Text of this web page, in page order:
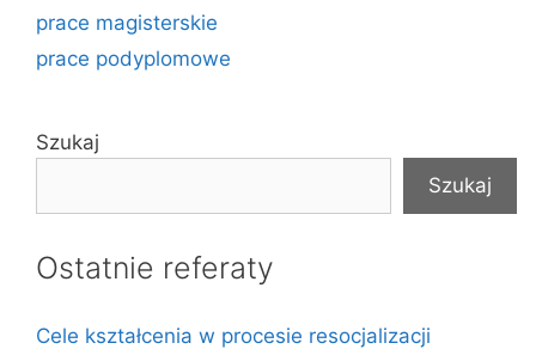
prace magisterskie
prace podyplomowe
Szukaj
Szukaj
Ostatnie referaty
Cele kształcenia w procesie resocjalizacji